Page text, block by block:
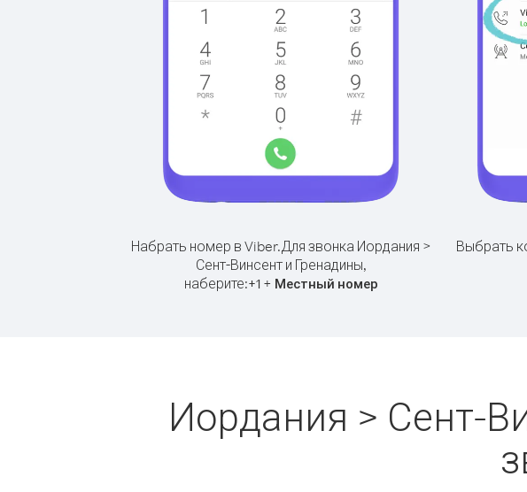
Набрать номер в Viber.Для звонка Иордания >
Сент-Винсент и Гренадины,
наберите:+1+ Местный номер
Выбрать
Иордания > Сент-